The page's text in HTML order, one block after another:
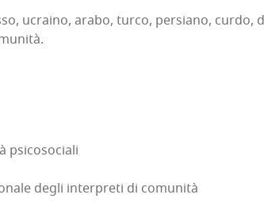
ucrai­no, ara­bo, tur­co, per­sia­no, cur­do,
psicosociali
degli inter­pre­ti di comunità